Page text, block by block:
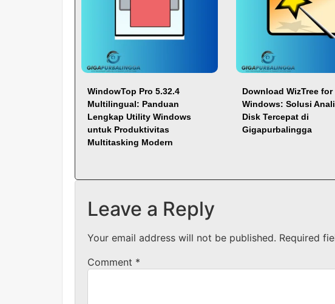
WindowTop Pro 5.32.4
Multilingual: Panduan
Lengkap Utility Windows
untuk Produktivitas
Multitasking Modern
Download WizTree for
Windows: Solusi
Disk Tercepat di
Gigapurbalingga
Leave a Reply
Your email address will not be published. Required
Comment *